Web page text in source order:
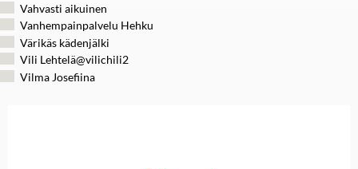
Vahvasti aikuinen
Vanhempainpalvelu Hehku
Värikäs kädenjälki
Vili Lehtelä@vilichili2
Vilma Josefiina